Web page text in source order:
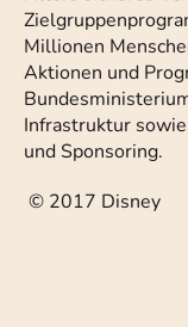
Millionen
Aktionen und
Infrastruktur
und Sponsoring.
© 2017 Disney